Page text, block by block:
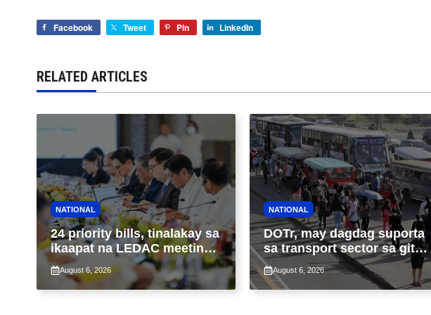
Facebook Tweet Pin LinkedIn
RELATED ARTICLES
NATIONAL
24 priority bills, tinalakay sa
ikaapat na LEDAC meeting
sa pangunguna ni PBBM
August 6, 2026
NATIONAL
DOTr, may dagdag suporta
sa transport sector sa gitna
ng patuloy na suspensyon
ng taas-pasahe
August 6, 2026